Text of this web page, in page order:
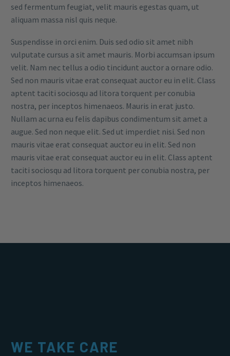
sed fermentum feugiat, velit mauris egestas quam, ut
aliquam massa nisl quis neque.
Suspendisse in orci enim. Duis sed odio sit amet nibh
vulputate cursus a sit amet mauris. Morbi accumsan ipsum
velit. Nam nec tellus a odio tincidunt auctor a ornare odio.
Sed non mauris vitae erat consequat auctor eu in elit. Class
aptent taciti sociosqu ad litora torquent per conubia
nostra, per inceptos himenaeos. Mauris in erat justo.
Nullam ac urna eu felis dapibus condimentum sit amet a
augue. Sed non neque elit. Sed ut imperdiet nisi. Sed non
mauris vitae erat consequat auctor eu in elit. Sed non
mauris vitae erat consequat auctor eu in elit. Class aptent
taciti sociosqu ad litora torquent per conubia nostra, per
inceptos himenaeos.
WE TAKE CARE